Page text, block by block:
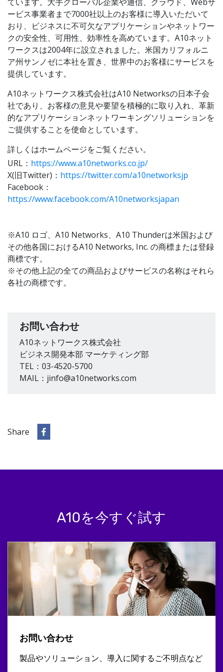
ービス事業者まで7000社以上のお客様に導入いただいて
おり、ビジネスに不可欠なアプリケーションやネットワー
クの安全性、可用性、効率性を高めています。A10ネット
ワークスは2004年に設立されました。米国カリフォルニ
ア州サンノゼに本社を置き、世界中のお客様にサービスを
提供しています。
A10ネットワークス株式会社はA10 Networksの日本子会
社であり、お客様の意見や要望を積極的に取り入れ、革新
的なアプリケーションネットワーキングソリューションを
ご提供することを使命としています。
詳しくはホームページをご覧ください。
URL： https://www.a10networks.co.jp/
X(旧Twitter)： https://twitter.com/a10networksjp
Facebook：
https://www.facebook.com/A10networksjapan
※A10 ロゴ、A10 Networks、A10 Thunderは米国および
その他各国におけるA10 Networks, Inc. の商標または登録
商標です。
※その他上記の全ての商品およびサービスの名称はそれら
各社の商標です。
お問い合わせ
A10ネットワークス株式会社
ビジネス開発本部 マーケティング部
TEL：03-4520-5700
MAIL：jinfo@a10networks.com
Share
A10を今すぐ試す
お問い合わせ
製品やソリューション、導入に関するご不明点など